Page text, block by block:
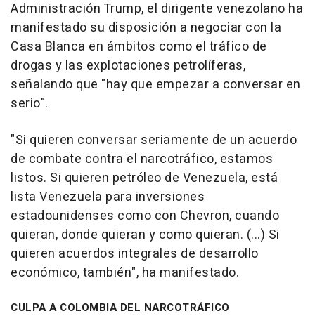
Administración Trump, el dirigente venezolano ha
manifestado su disposición a negociar con la
Casa Blanca en ámbitos como el tráfico de
drogas y las explotaciones petrolíferas,
señalando que "hay que empezar a conversar en
serio".
"Si quieren conversar seriamente de un acuerdo
de combate contra el narcotráfico, estamos
listos. Si quieren petróleo de Venezuela, está
lista Venezuela para inversiones
estadounidenses como con Chevron, cuando
quieran, donde quieran y como quieran. (...) Si
quieren acuerdos integrales de desarrollo
económico, también", ha manifestado.
CULPA A COLOMBIA DEL NARCOTRÁFICO